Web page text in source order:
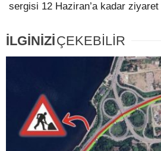
sergisi 12 Haziran’a kadar
İLGİNİZİÇEKEBİLİR